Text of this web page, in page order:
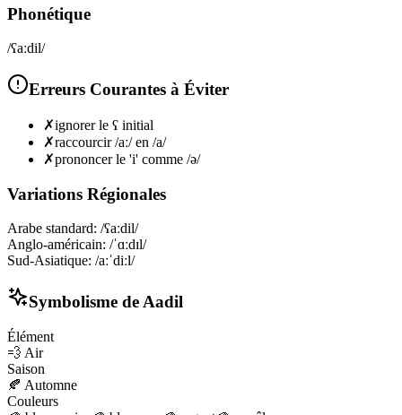
Phonétique
/ʕaːdil/
Erreurs Courantes à Éviter
✗ignorer le ʕ initial
✗raccourcir /aː/ en /a/
✗prononcer le 'i' comme /ə/
Variations Régionales
Arabe standard: /ʕaːdil/
Anglo-américain: /ˈɑːdɪl/
Sud-Asiatique: /aːˈdiːl/
Symbolisme de Aadil
Élément
💨 Air
Saison
🍂 Automne
Couleurs